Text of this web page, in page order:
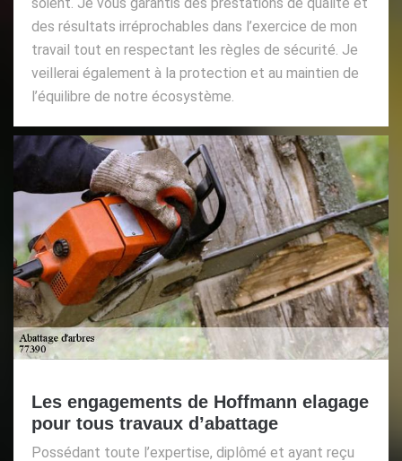
des résultats irréprochables dans l’exercice de mon
travail tout en respectant les règles de sécurité. Je
veillerai également à la protection et au maintien de
l’équilibre de notre écosystème.
Les engagements de Hoffmann elagage
pour tous travaux d’abattage
Possédant toute l’expertise, diplômé et ayant reçu